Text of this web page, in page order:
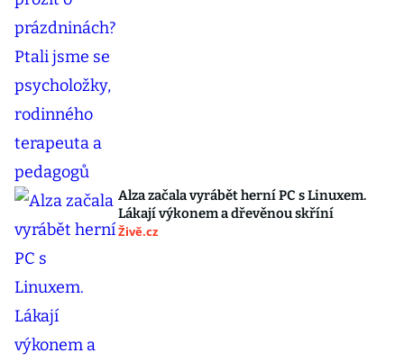
Alza začala vyrábět herní PC s Linuxem.
Lákají výkonem a dřevěnou skříní
Živě.cz